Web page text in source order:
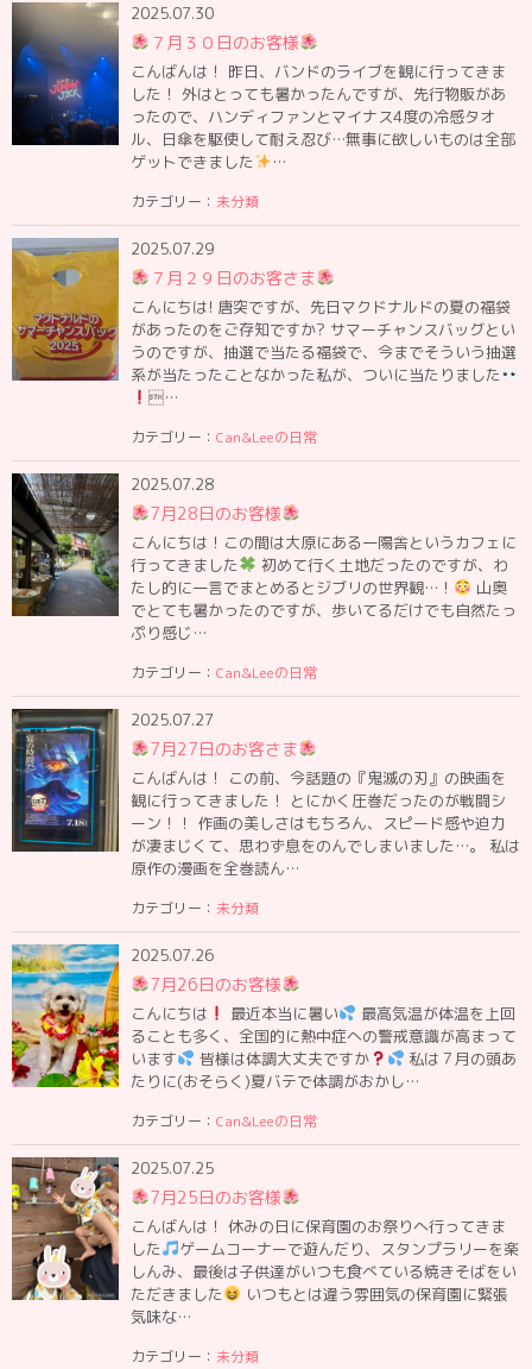
2025.07.30
７月３０日のお客様
こんばんは！ 昨日、バンドのライブを観に行ってきま
した！ 外はとっても暑かったんですが、先行物販があ
ったので、ハンディファンとマイナス4度の冷感タオ
ル、日傘を駆使して耐え忍び…無事に欲しいものは全部
ゲットできました
…
カテゴリー： 未分類
2025.07.29
７月２９日のお客さま
こんにちは! 唐突ですが、先日マクドナルドの夏の福袋
があったのをご存知ですか? サマーチャンスバッグとい
うのですが、抽選で当たる福袋で、今までそういう抽選
系が当たったことなかった私が、ついに当たりました
…
カテゴリー： Can&Leeの日常
2025.07.28
7月28日のお客様
こんにちは！この間は大原にある一陽舎というカフェに
行ってきました
初めて行く土地だったのですが、わ
たし的に一言でまとめるとジブリの世界観…！
山奥
でとても暑かったのですが、歩いてるだけでも自然たっ
ぷり感じ…
カテゴリー： Can&Leeの日常
2025.07.27
7月27日のお客さま
こんばんは！ この前、今話題の『鬼滅の刃』の映画を
観に行ってきました！ とにかく圧巻だったのが戦闘シ
ーン！！ 作画の美しさはもちろん、スピード感や迫力
が凄まじくて、思わず息をのんでしまいました…。 私は
原作の漫画を全巻読ん…
カテゴリー： 未分類
2025.07.26
7月26日のお客様
こんにちは 最近本当に暑い
最高気温が体温を上回
ることも多く、全国的に熱中症への警戒意識が高まって
います
皆様は体調大丈夫ですか
私は７月の頭あ
たりに(おそらく)夏バテで体調がおかし…
カテゴリー： Can&Leeの日常
2025.07.25
7月25日のお客様
こんばんは！ 休みの日に保育園のお祭りへ行ってきま
した
ゲームコーナーで遊んだり、スタンプラリーを楽
しんみ、最後は子供達がいつも食べている焼きそばをい
ただきました
いつもとは違う雰囲気の保育園に緊張
気味な…
カテゴリー： 未分類